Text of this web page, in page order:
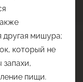
другая мишура;
который не
запахи,
пищи.